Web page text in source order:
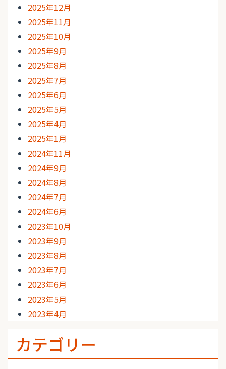
2025年12月
2025年11月
2025年10月
2025年9月
2025年8月
2025年7月
2025年6月
2025年5月
2025年4月
2025年1月
2024年11月
2024年9月
2024年8月
2024年7月
2024年6月
2023年10月
2023年9月
2023年8月
2023年7月
2023年6月
2023年5月
2023年4月
カテゴリー